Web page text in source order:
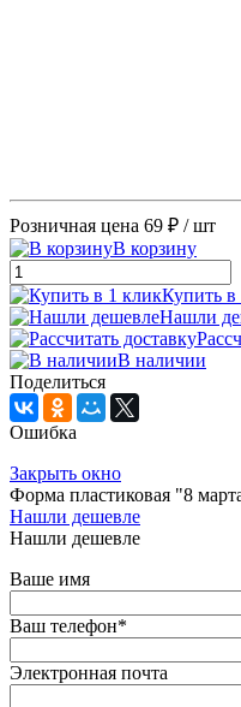
Розничная цена 69 ₽ / шт
В корзину
Купить в
Нашли
В наличии
Поделиться
Ошибка
Закрыть окно
Форма пластиковая "8
Нашли дешевле
Нашли дешевле
Ваше имя
Ваш телефон*
Электронная почта